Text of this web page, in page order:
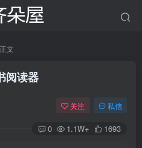
正文
阅读器
关注 私信
0 1.1W+ 1693